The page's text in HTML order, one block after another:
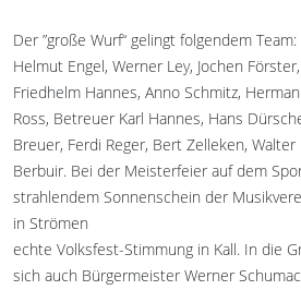
Der ”große Wurf“ gelingt folgendem
Helmut Engel, Werner Ley, Jochen
Friedhelm Hannes, Anno Schmitz,
Ross, Betreuer Karl Hannes, Hans
Breuer, Ferdi Reger, Bert Zelleken,
Berbuir. Bei der Meisterfeier auf dem
strahlendem Sonnenschein der
in Strömen
echte Volksfest-Stimmung in Kall. In die
sich auch Bürgermeister Werner